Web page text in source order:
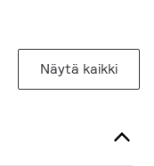
Näytä kaikki